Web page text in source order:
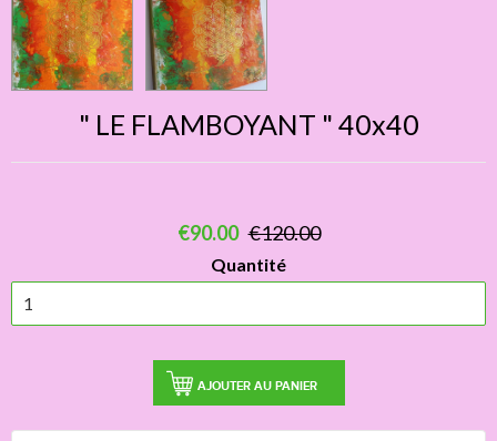
" LE FLAMBOYANT " 40x40
€90.00 €120.00
Quantité
AJOUTER AU PANIER